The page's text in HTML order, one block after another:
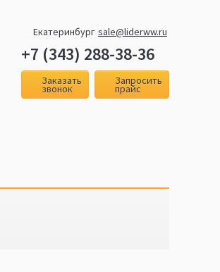
Екатеринбург sale@liderww.ru
+7 (343) 288-38-36
Заказать
звонок
Запросить
прайс